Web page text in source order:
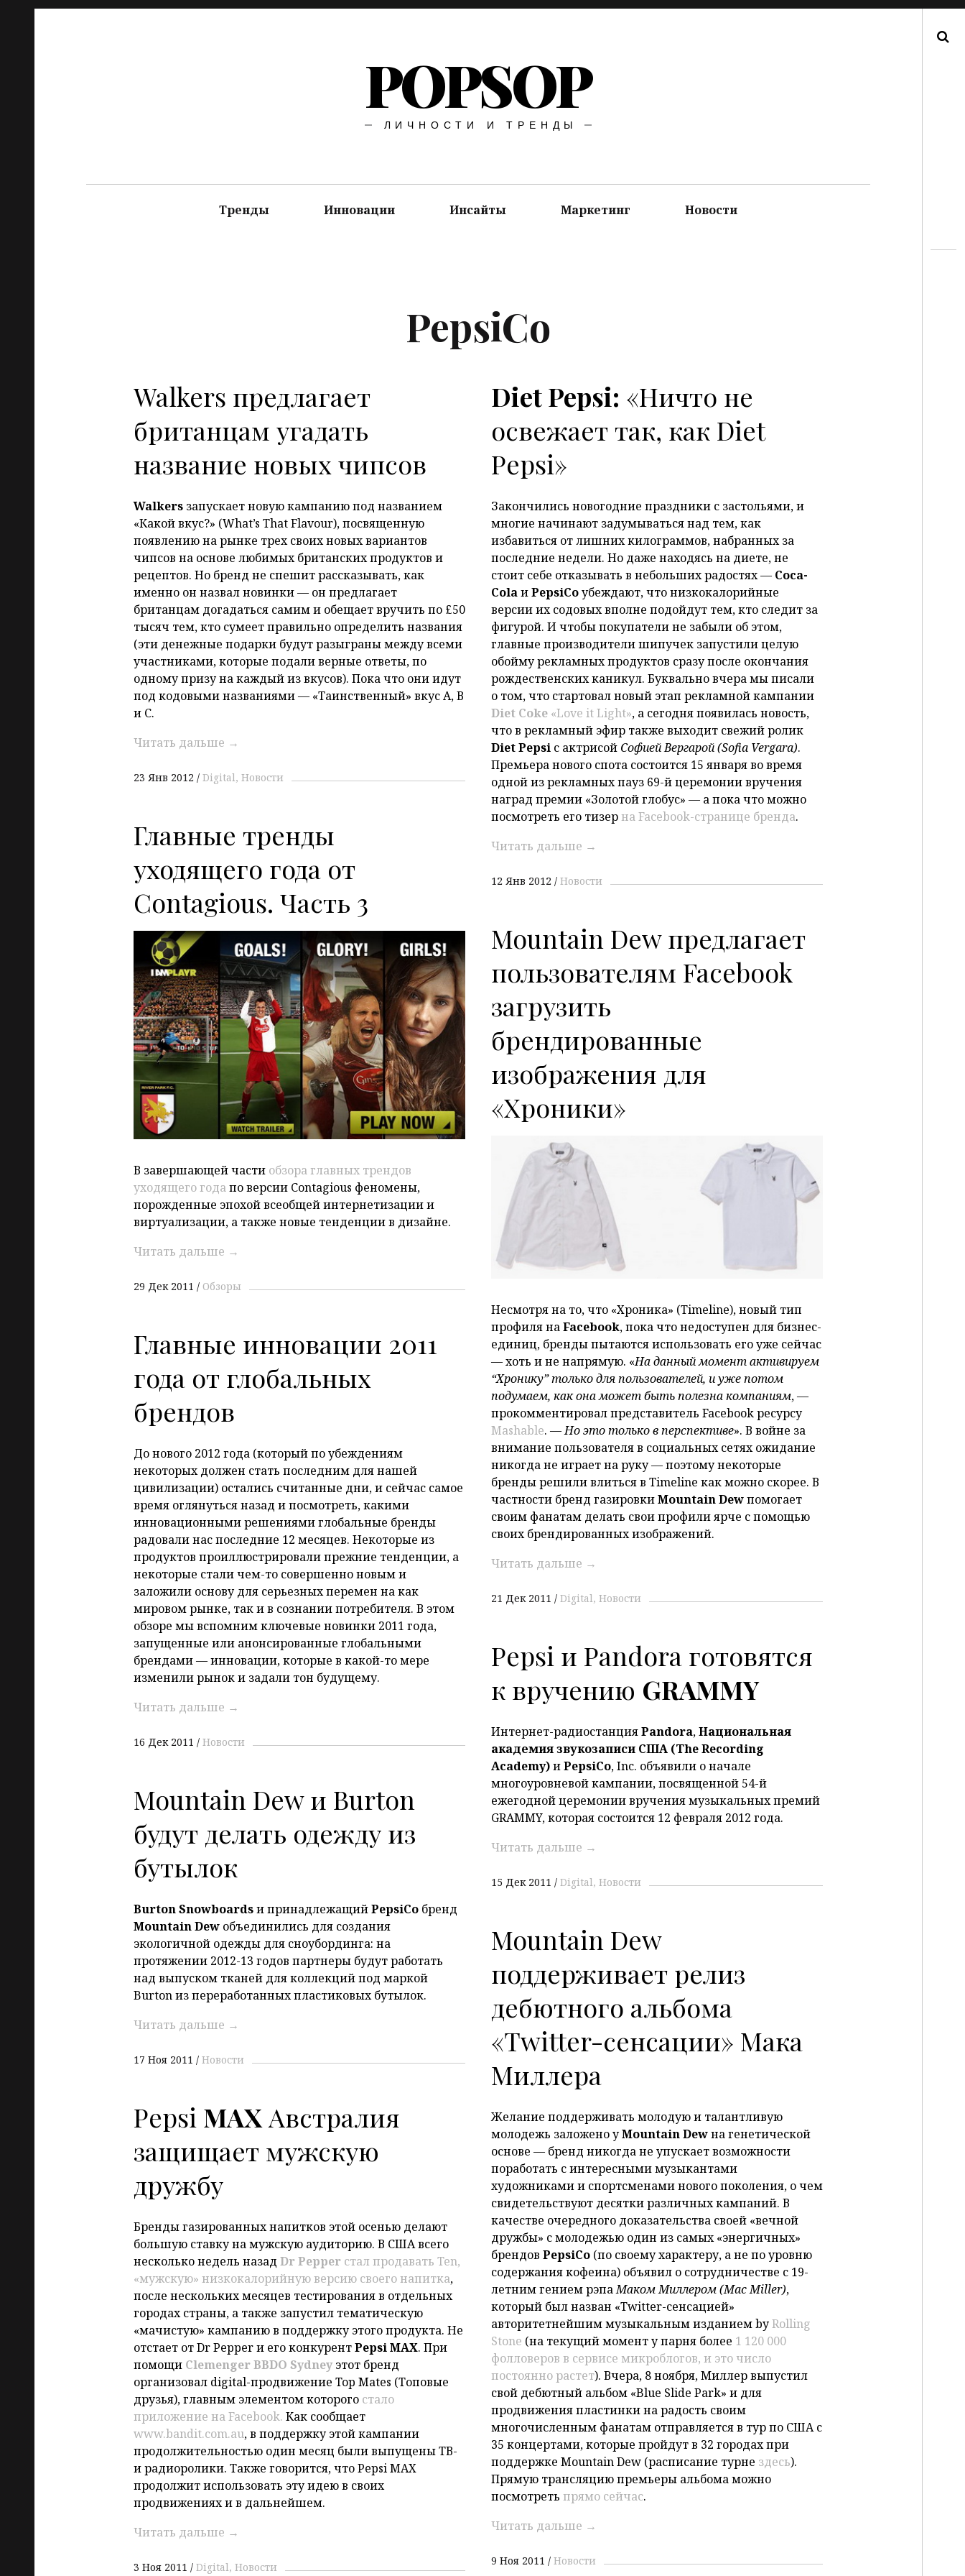
POPSOP
ЛИЧНОСТИ И ТРЕНДЫ
Тренды Инновации Инсайты Маркетинг Новости
PepsiCo
Walkers предлагает
британцам угадать
название новых чипсов
P
Walkers запускает новую кампанию под названием
«Какой вкус?» (What’s That Flavour), посвященную
появлению на рынке трех своих новых вариантов
чипсов на основе любимых британских продуктов и
рецептов. Но бренд не спешит рассказывать, как
именно он назвал новинки — он предлагает
британцам догадаться самим и обещает вручить по £50
тысяч тем, кто сумеет правильно определить названия
(эти денежные подарки будут разыграны между всеми
участниками, которые подали верные ответы, по
одному призу на каждый из вкусов). Пока что они идут
под кодовыми названиями — «Таинственный» вкус А, В
и С.
Читать дальше →
23 Янв 2012 Digital Новости
Diet Pepsi: «Ничто не
освежает так, как Diet
Pepsi»
Закончились новогодние праздники с застольями, и
многие начинают задумываться над тем, как
избавиться от лишних килограммов, набранных за
последние недели. Но даже находясь на диете, не
стоит себе отказывать в небольших радостях — Coca-
ColaиPepsiCoубеждают, что низкокалорийные
версии их содовых вполне подойдут тем, кто следит за
фигурой. И чтобы покупатели не забыли об этом,
главные производители шипучек запустили целую
обойму рекламных продуктов сразу после окончания
рождественских каникул. Буквально вчера мы писали
о том, что стартовал новый этап рекламной кампании
Diet Coke «Love it Light», а сегодня появилась новость,
что в рекламный эфир также выходит свежий ролик
Diet Pepsi с актрисой Софией Вергарой (Sofia Vergara).
Премьера нового спота состоится 15 января во время
одной из рекламных пауз 69-й церемонии вручения
наград премии «Золотой глобус» — а пока что можно
посмотреть его тизер на Facebook-странице бренда.
Читать дальше →
12 Янв 2012 Новости
Главные тренды
уходящего года от
Contagious. Часть 3
P
В завершающей части обзора главных трендов
уходящего года по версии Contagious феномены,
порожденные эпохой всеобщей интернетизации и
виртуализации, а также новые тенденции в дизайне.
Читать дальше →
29 Дек 2011 Обзоры
Mountain Dew предлагает
пользователям Facebook
загрузить
брендированные
изображения для
«Хроники»
P
Несмотря на то, что «Хроника» (Timeline), новый тип
профиля наFacebook, пока что недоступен для бизнес-
единиц, бренды пытаются использовать его уже сейчас
— хоть и не напрямую. «На данный момент активируем
“Хронику” только для пользователей, и уже потом
подумаем, как она может быть полезна компаниям, —
прокомментировал представитель Facebook ресурсу
Mashable. —Но это только в перспективе». В войне за
внимание пользователя в социальных сетях ожидание
никогда не играет на руку — поэтому некоторые
бренды решили влиться в Timeline как можно скорее. В
частности бренд газировкиMountain Dewпомогает
своим фанатам делать свои профили ярче с помощью
своих брендированных изображений.
Читать дальше →
21 Дек 2011 Digital Новости
Главные инновации 2011
года от глобальных
брендов
P
До нового 2012 года (который по убеждениям
некоторых должен стать последним для нашей
цивилизации) остались считанные дни, и сейчас самое
время оглянуться назад и посмотреть, какими
инновационными решениями глобальные бренды
радовали нас последние 12 месяцев. Некоторые из
продуктов проиллюстрировали прежние тенденции, а
некоторые стали чем-то совершенно новым и
заложили основу для серьезных перемен на как
мировом рынке, так и в сознании потребителя. В этом
обзоре мы вспомним ключевые новинки 2011 года,
запущенные или анонсированные глобальными
брендами — инновации, которые в какой-то мере
изменили рынок и задали тон будущему.
Читать дальше →
16 Дек 2011 Новости
Pepsi и Pandora готовятся
к вручению GRAMMY
Интернет-радиостанцияPandora,Национальная
академия звукозаписи США (TheRecording
Academy)иPepsiCo, Inc. объявили о начале
многоуровневой кампании, посвященной 54-й
ежегодной церемонии вручения музыкальных премий
GRAMMY, которая состоится 12 февраля 2012 года.
Читать дальше →
15 Дек 2011 Digital Новости
Mountain Dew и Burton
будут делать одежду из
бутылок
Burton Snowboardsи принадлежащийPepsiCo бренд
Mountain Dew объединились для создания
экологичной одежды для сноубординга: на
протяжении 2012-13 годов партнеры будут работать
над выпуском тканей для коллекций под маркой
Burton из переработанных пластиковых бутылок.
Читать дальше →
17 Ноя 2011 Новости
Mountain Dew
поддерживает релиз
дебютного альбома
«Twitter-сенсации» Мака
Миллера P
Желание поддерживать молодую и талантливую
молодежь заложено уMountain Dewна генетической
основе — бренд никогда не упускает возможности
поработать с интересными музыкантами
художниками и спортсменами нового поколения, о чем
свидетельствуют десятки различных кампаний. В
качестве очередного доказательства своей «вечной
дружбы» с молодежью один из самых «энергичных»
брендов PepsiCo (по своему характеру, а не по уровню
содержания кофеина) объявил о сотрудничестве с 19-
летним гением рэпаМаком Миллером (Mac Miller),
который был назван «Twitter-сенсацией»
авторитетнейшим музыкальным изданием byRolling
Stone (на текущий момент у парня более 1 120 000
фолловеров в сервисе микроблогов, и это число
постоянно растет). Вчера, 8 ноября, Миллер выпустил
свой дебютный альбом «Blue Slide Park» и для
продвижения пластинки на радость своим
многочисленным фанатам отправляется в тур по США с
35 концертами, которые пройдут в 32 городах при
поддержке Mountain Dew (расписание турне здесь).
Прямую трансляцию премьеры альбома можно
посмотреть прямо сейчас.
Читать дальше →
9 Ноя 2011 Новости
Pepsi MAX Австралия
защищает мужскую
дружбу
P
Бренды газированных напитков этой осенью делают
большую ставку на мужскую аудиторию. В США всего
несколько недель назад Dr Pepper стал продавать Ten,
«мужскую» низкокалорийную версию своего напитка,
после нескольких месяцев тестирования в отдельных
городах страны, а также запустил тематическую
«мачистую» кампанию в поддержку этого продукта. Не
отстает от Dr Pepper и его конкурентPepsi MAX. При
помощи Clemenger BBDO Sydney этот бренд
организовал digital-продвижение Top Mates (Топовые
друзья), главным элементом которого стало
приложение на Facebook. Как сообщает
www.bandit.com.au, в поддержку этой кампании
продолжительностью один месяц были выпущены ТВ-
и радиоролики. Также говорится, что Pepsi MAX
продолжит использовать эту идею в своих
продвижениях и в дальнейшем.
Читать дальше →
3 Ноя 2011 Digital Новости